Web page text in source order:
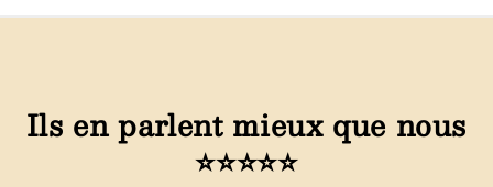
Ils en parlent mieux que nous
⭐⭐⭐⭐⭐